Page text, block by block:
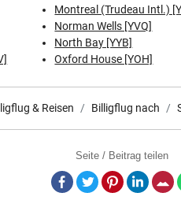
Montreal (Trudeau Intl.)
Norman Wells [YVQ]
North Bay [YYB]
Oxford House [YOH]
& Reisen Billigflug nach
Seite / Beitrag teilen
Facebook
TwitterPinterest